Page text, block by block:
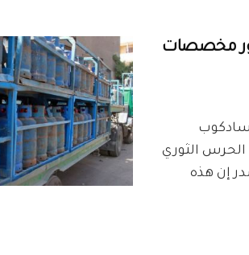
مخصصات
سادكوب
أن ميليشيا الحرس الثوري
إن هذه